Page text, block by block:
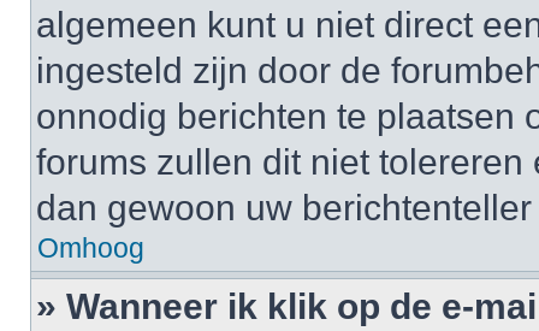
algemeen kunt u niet direct
ingesteld zijn door de
onnodig berichten te plaatsen
forums zullen dit niet
dan gewoon uw
Omhoog
» Wanneer ik klik op de e-